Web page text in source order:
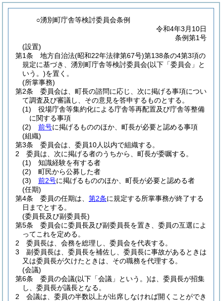
○湧別町庁舎等検討委員会条例
令和4年3月10日
条例第1号
(設置)
第1条
地方自治法(昭和22年法律第67号)第138条の4第3項の
規定に基づき、湧別町庁舎等検討委員会(以下「委員会」と
いう。)を置く。
(所掌事務)
第2条
委員会は、町長の諮問に応じ、次に掲げる事項につい
て調査及び審議し、その意見を答申するものとする。
(1)
役場庁舎等集約化による庁舎等再配置及び庁舎等整備
に関する事項
(2)
前号に掲げるもののほか、町長が必要と認める事項
(組織)
第3条
委員会は、委員10人以内で組織する。
2
委員は、次に掲げる者のうちから、町長が委嘱する。
(1)
知識経験を有する者
(2)
町民から公募した者
(3)
前2号に掲げるもののほか、町長が必要と認める者
(任期)
第4条
委員の任期は、 第2条に規定する所掌事務が終了する
日までとする。
(委員長及び副委員長)
第5条
委員会に委員長及び副委員長を置き、委員の互選によ
ってこれを定める。
2
委員長は、会務を総理し、委員会を代表する。
3
副委員長は、委員長を補佐し、委員長に事故があるときは
又は委員長が欠けたときは、その職務を代理する。
(会議)
第6条
委員の会議(以下「会議」という。)は、委員長が招集
し、委員長が議長となる。
2
会議は、委員の半数以上が出席しなければ開くことができ